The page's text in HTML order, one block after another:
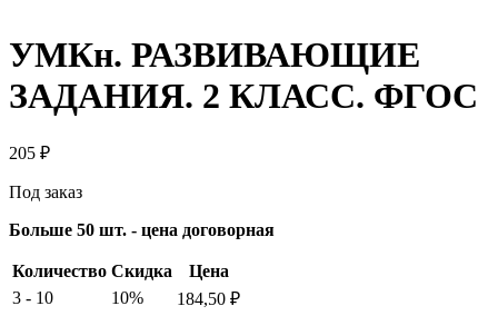
УМКн. РАЗВИВАЮЩИЕ
ЗАДАНИЯ. 2 КЛАСС. ФГОС
205 ₽
Под заказ
Больше 50 шт. - цена договорная
Количество Скидка
Цена
3 - 10
10% 184,50 ₽